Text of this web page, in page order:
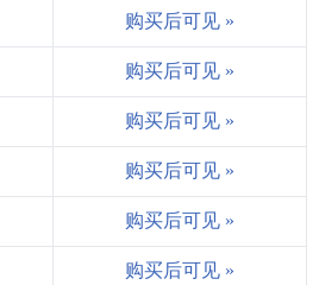
购买后可见 »
购买后可见 »
购买后可见 »
购买后可见 »
购买后可见 »
购买后可见 »